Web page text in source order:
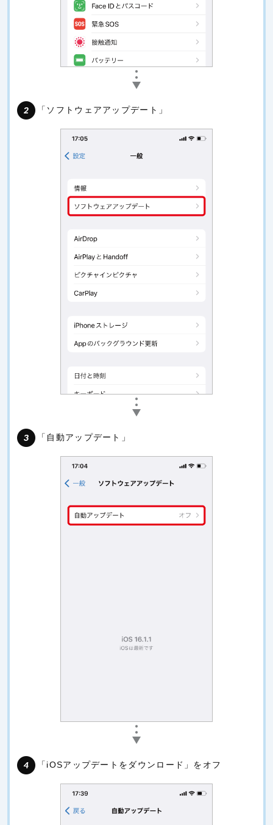
「ソフトウェアアップデート」
「自動アップデート」
「iOSアップデートをダウンロード」をオフ